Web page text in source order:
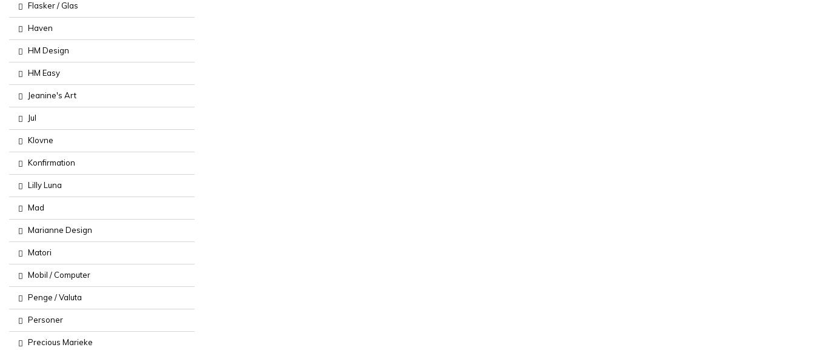
Flasker / Glas
Haven
HM Design
HM Easy
Jeanine's Art
Jul
Klovne
Konfirmation
Lilly Luna
Mad
Marianne Design
Matori
Mobil / Computer
Penge / Valuta
Personer
Precious Marieke